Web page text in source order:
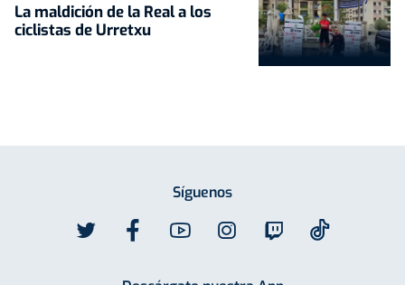
La maldición de la Real a los
ciclistas de Urretxu
Síguenos